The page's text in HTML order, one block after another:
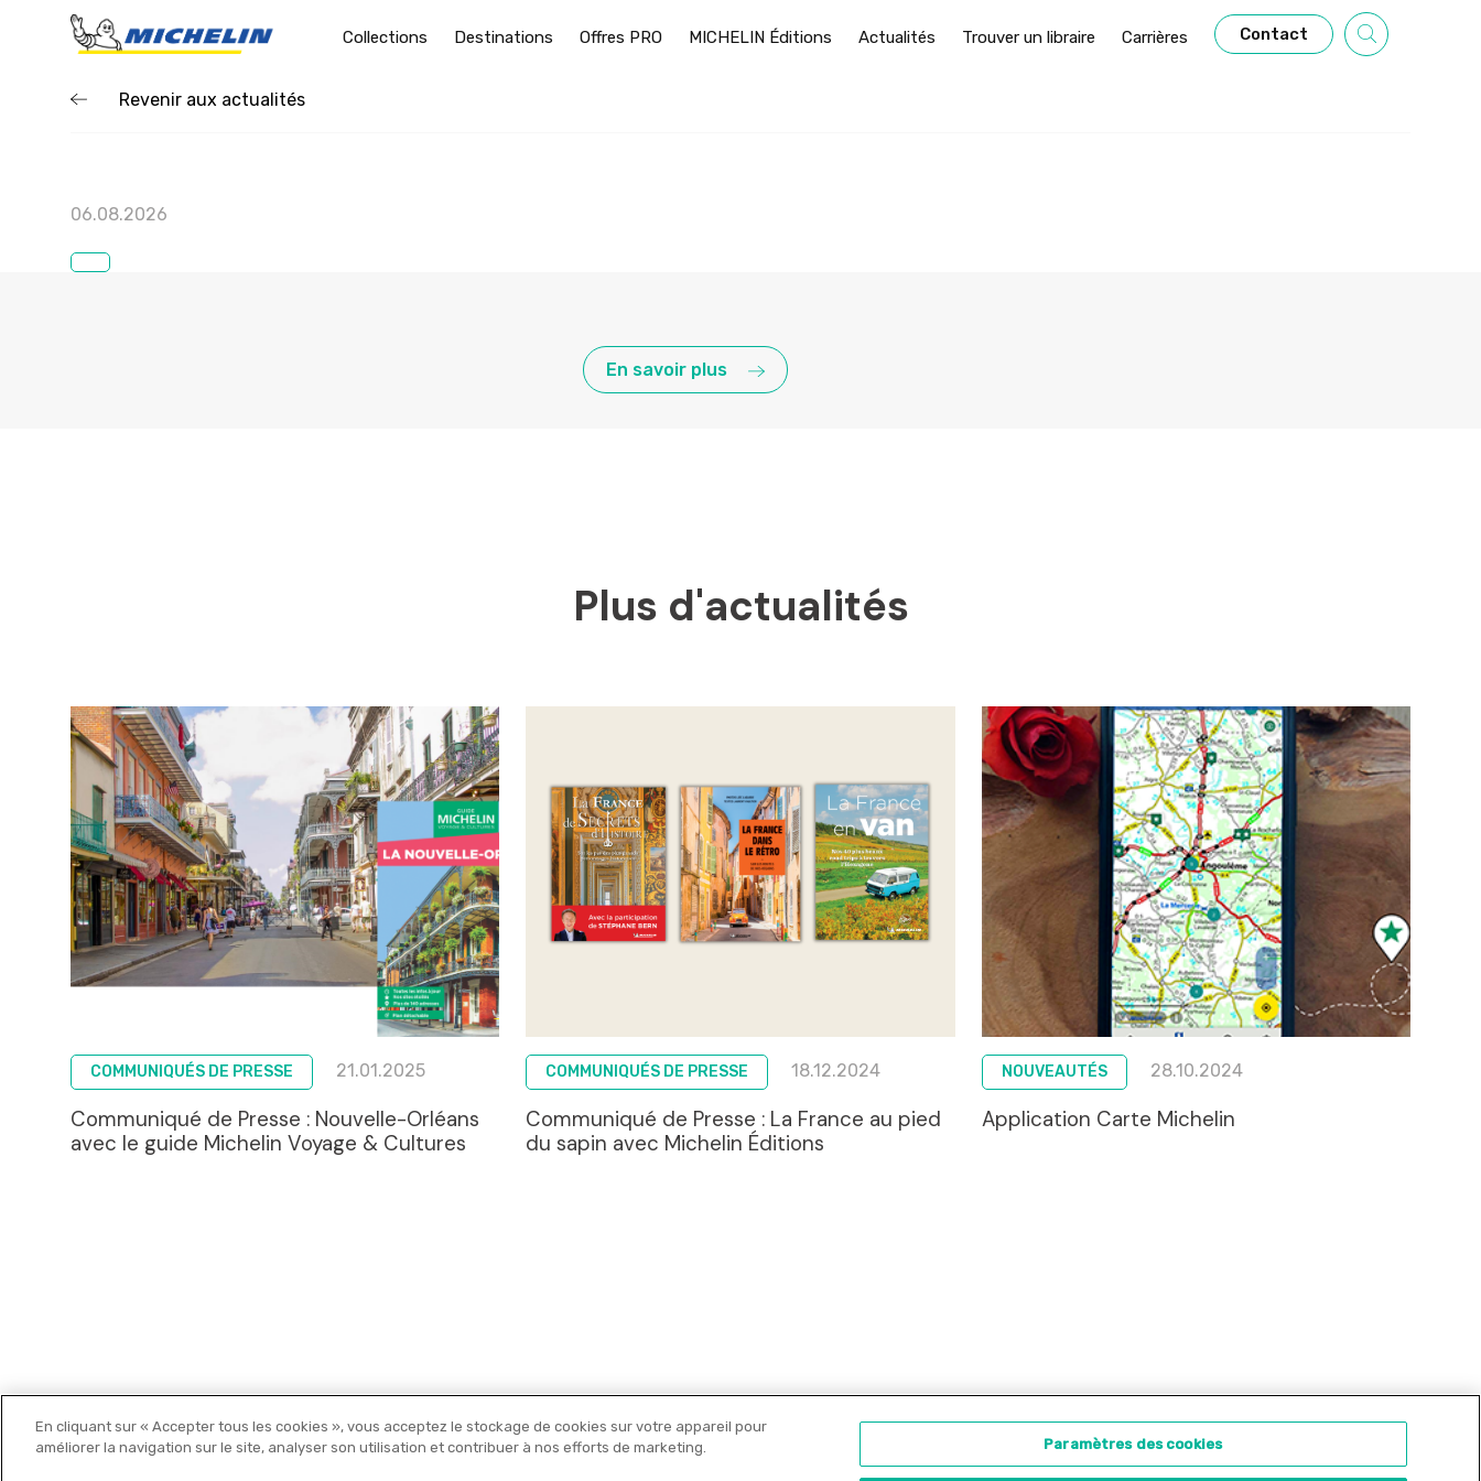
Collections Destinations Offres PRO MICHELIN Éditions Actualités Trouver un libraire Carrières Contact
Revenir aux actualités
06.08.2026
En savoir plus
Plus d'actualités
COMMUNIQUÉS DE PRESSE 21.01.2025
Communiqué de Presse : Nouvelle-Orléans
avec le guide Michelin Voyage & Cultures
COMMUNIQUÉS DE PRESSE 18.12.2024
Communiqué de Presse : La France au pied
du sapin avec Michelin Éditions
NOUVEAUTÉS 28.10.2024
Application Carte Michelin
Michelin Editions Nos libraires Offres PRO
En cliquant sur « Accepter tous les cookies », vous acceptez le stockage de cookies sur votre appareil pour
améliorer la navigation sur le site, analyser son utilisation et contribuer à nos efforts de marketing.
Paramètres des cookies